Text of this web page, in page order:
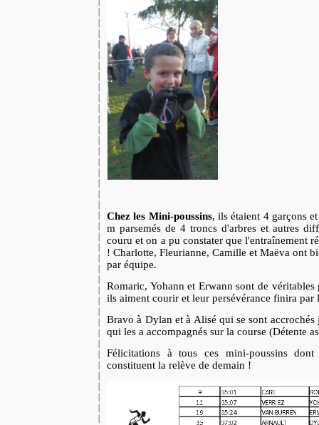
Chez les Mini-poussins, ils étaient 4 garçons
m parsemés de 4 troncs d'arbres et autres
couru et on a pu constater que l'entraînement
! Charlotte, Fleurianne, Camille et Maëva ont
par équipe.
Romaric, Yohann et Erwann sont de
ils aiment courir et leur persévérance finira par
Bravo à Dylan et à Alisé qui se sont accrochés
qui les a accompagnés sur la course (Détente
Félicitations à tous ces mini-poussins
constituent la relève de demain !